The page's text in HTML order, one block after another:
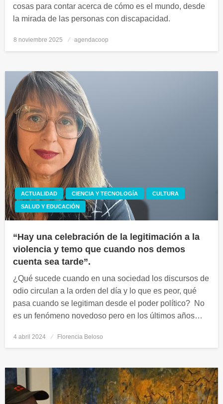
cosas para contar acerca de cómo es el mundo, desde
la mirada de las personas con discapacidad.
Publicado
8 noviembre 2025 agendacoop
ACTUALIDAD CIENCIA Y TECNOLOGÍA CULTURA
SALUD Y EDUCACIÓN
“Hay una celebración de la legitimación a la
violencia y temo que cuando nos demos
cuenta sea tarde”.
¿Qué sucede cuando en una sociedad los discursos de
odio circulan a la orden del día y lo que es peor, qué
pasa cuando se legitiman desde el poder político? No
es un fenómeno novedoso pero en los últimos años…
Publicado
4 abril 2024 Florencia Beloso